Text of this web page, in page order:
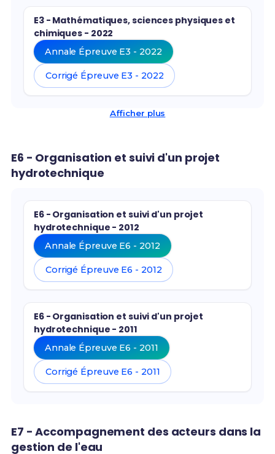
E3 - Mathématiques, sciences physiques et
chimiques - 2022
Annale Épreuve E3 - 2022
Corrigé Épreuve E3 - 2022
Afficher plus
E6 - Organisation et suivi d'un projet
hydrotechnique
E6 - Organisation et suivi d'un projet
hydrotechnique - 2012
Annale Épreuve E6 - 2012
Corrigé Épreuve E6 - 2012
E6 - Organisation et suivi d'un projet
hydrotechnique - 2011
Annale Épreuve E6 - 2011
Corrigé Épreuve E6 - 2011
E7 - Accompagnement des acteurs dans la
gestion de l'eau